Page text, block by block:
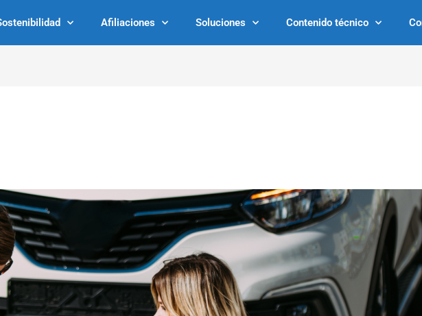
Afiliaciones Soluciones Contenido técnico